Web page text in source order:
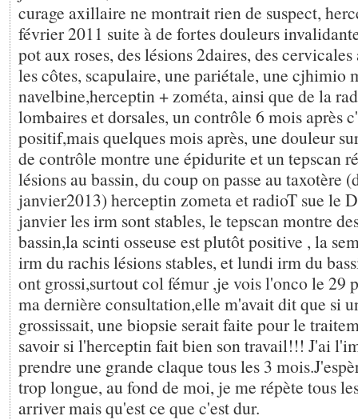
curage axillaire ne montrait rien de suspect,
février 2011 suite à de fortes douleurs
pot aux roses, des lésions 2daires, des
les côtes, scapulaire, une pariétale, une cjhimio
navelbine,herceptin + zométa, ainsi que de la
lombaires et dorsales, un contrôle 6 mois après
positif,mais quelques mois après, une douleur
de contrôle montre une épidurite et un tepscan
lésions au bassin, du coup on passe au taxotère
janvier2013) herceptin zometa et radioT sue le
janvier les irm sont stables, le tepscan montre
bassin,la scinti osseuse est plutôt positive , la
irm du rachis lésions stables, et lundi irm du
ont grossi,surtout col fémur ,je vois l'onco le 29
ma dernière consultation,elle m'avait dit que si
grossissait, une biopsie serait faite pour le
savoir si l'herceptin fait bien son travail!!! J'ai
prendre une grande claque tous les 3
trop longue, au fond de moi, je me répète tous
arriver mais qu'est ce que c'est dur.